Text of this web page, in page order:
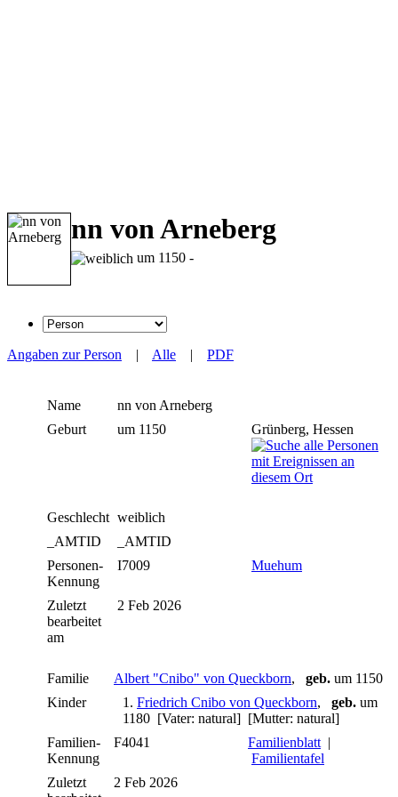
nn von Arneberg
um 1150 -
Angaben zur Person | Alle | PDF
Name nn von Arneberg
Geburt
um 1150 Grünberg, Hessen
Geschlecht weiblich
_AMTID
_AMTID
Personen-
Kennung
I7009 Muehum
Zuletzt
bearbeitet
am
2 Feb 2026
Familie Albert "Cnibo" von Queckborn, geb. um 1150
Kinder
1. Friedrich Cnibo von Queckborn, geb. um
1180 [Vater: natural] [Mutter: natural]
Familien-
Kennung
F4041 Familienblatt|
Familientafel
Zuletzt
2 Feb 2026